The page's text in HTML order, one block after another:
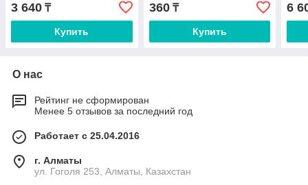
3 640 ₸
Купить
360₸
Купить
6
О нас
Рейтинг не сформирован
Менее 5 отзывов за последний год
Работает с 25.04.2016
г. Алматы
ул. Гоголя 253, Алматы, Казахстан